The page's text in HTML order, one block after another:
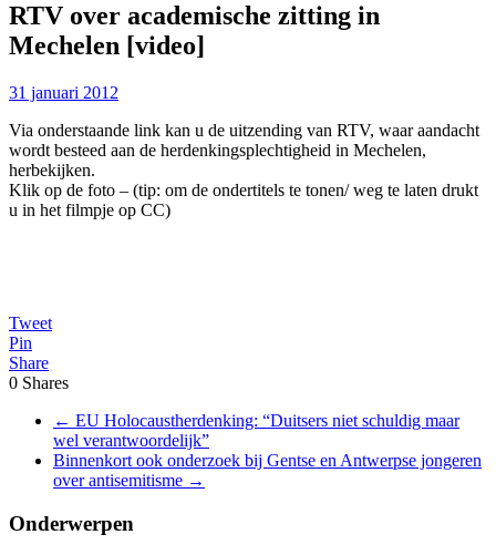
RTV over academische zitting in
Mechelen [video]
31 januari 2012
Via onderstaande link kan u de uitzending van RTV, waar aandacht
wordt besteed aan de herdenkingsplechtigheid in Mechelen,
herbekijken.
Klik op de foto – (tip: om de ondertitels te tonen/ weg te laten drukt
u in het filmpje op CC)
Tweet
Pin
Share
0 Shares
← EU Holocaustherdenking: “Duitsers niet schuldig maar
wel verantwoordelijk”
Binnenkort ook onderzoek bij Gentse en Antwerpse jongeren
over antisemitisme →
Onderwerpen